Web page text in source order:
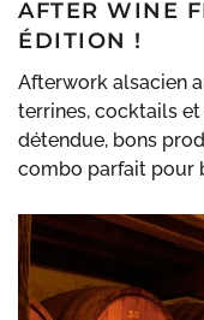
AFTER WINE
ÉDITION !
Afterwork alsacien
terrines, cocktails
détendue, bons
combo parfait pour